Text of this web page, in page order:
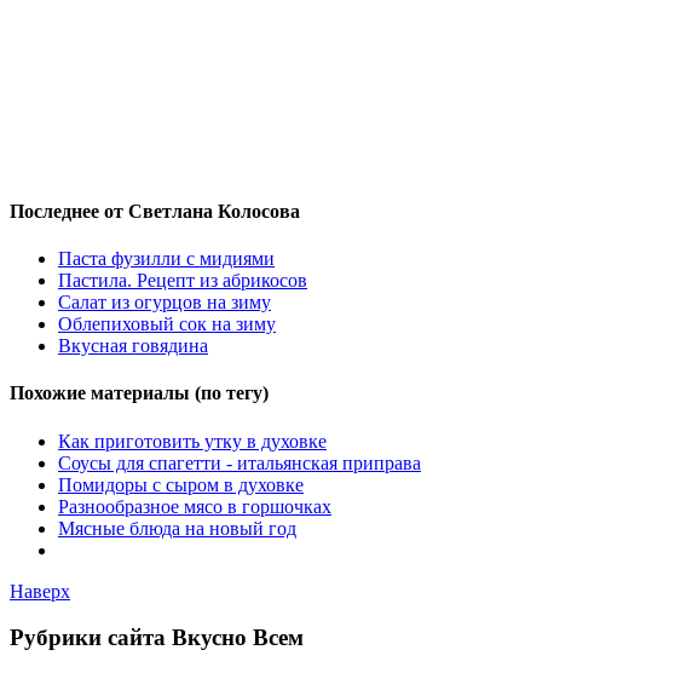
Последнее от Светлана Колосова
Паста фузилли с мидиями
Пастила. Рецепт из абрикосов
Салат из огурцов на зиму
Облепиховый сок на зиму
Вкусная говядина
Похожие материалы (по тегу)
Как приготовить утку в духовке
Соусы для спагетти - итальянская приправа
Помидоры с сыром в духовке
Разнообразное мясо в горшочках
Мясные блюда на новый год
Наверх
Рубрики сайта Вкусно Всем